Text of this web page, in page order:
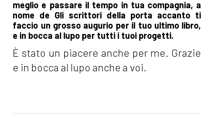
meglio e passare il tempo in tua compagnia, a
nome de Gli scrittori della porta accanto ti
faccio un grosso augurio per il tuo ultimo libro,
e in bocca al lupo per tutti i tuoi progetti.
È stato un piacere anche per me. Grazie
e in bocca al lupo anche a voi.